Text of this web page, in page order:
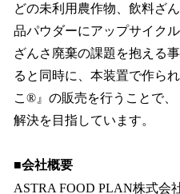
どの未利用農作物、飲料ざ
品パウダーにアップサイク
ざんさ廃棄の課題を抱える
ると同時に、本装置で作ら
こ®』の販売を行うことで
解決を目指しています。
■会社概要
ASTRA FOOD PLAN株式会